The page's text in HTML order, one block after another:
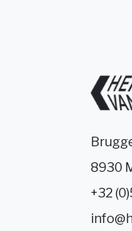
8930
+32